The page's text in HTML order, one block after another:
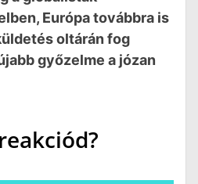
Európa továbbra is
oltárán fog
győzelme a józan